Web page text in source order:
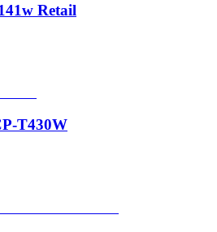
Retail
T430W